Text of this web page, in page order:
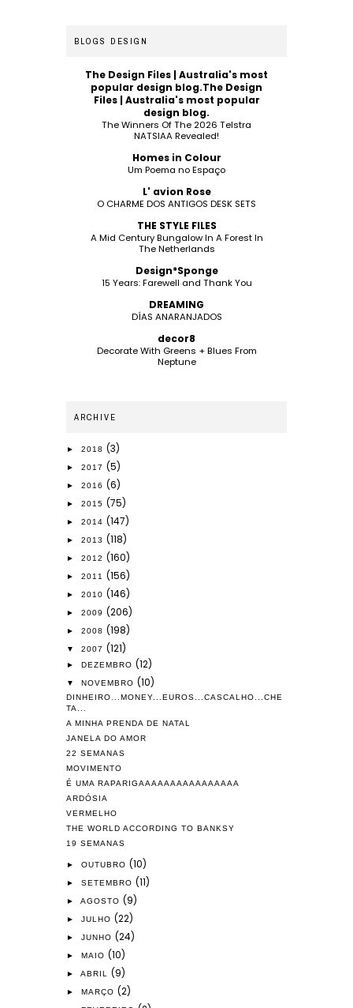
BLOGS DESIGN
The Design Files | Australia's most
popular design blog.The Design
Files | Australia's most popular
design blog.
The Winners Of The 2026 Telstra
NATSIAA Revealed!
Homes in Colour
Um Poema no Espaço
L' avion Rose
O CHARME DOS ANTIGOS DESK SETS
THE STYLE FILES
A Mid Century Bungalow In A Forest In
The Netherlands
Design*Sponge
15 Years: Farewell and Thank You
DREAMING
DÍAS ANARANJADOS
decor8
Decorate With Greens + Blues From
Neptune
ARCHIVE
► 2018 (3)
► 2017 (5)
► 2016 (6)
► 2015 (75)
► 2014 (147)
► 2013 (118)
► 2012 (160)
► 2011 (156)
► 2010 (146)
► 2009 (206)
► 2008 (198)
▼ 2007 (121)
► DEZEMBRO (12)
▼ NOVEMBRO (10)
DINHEIRO...MONEY...EUROS...CASCALHO...CHE
TA...
A MINHA PRENDA DE NATAL
JANELA DO AMOR
22 SEMANAS
MOVIMENTO
É UMA RAPARIGAAAAAAAAAAAAAAAA
ARDÓSIA
VERMELHO
THE WORLD ACCORDING TO BANKSY
19 SEMANAS
► OUTUBRO (10)
► SETEMBRO (11)
► AGOSTO (9)
► JULHO (22)
► JUNHO (24)
► MAIO (10)
► ABRIL (9)
► MARÇO (2)